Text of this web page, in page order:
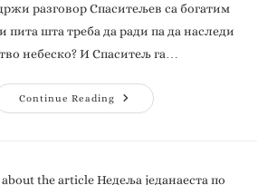
разговор Спаситељев са богатим
пита шта треба да ради па да наследи
небеско? И Спаситељ га…
Continue Reading